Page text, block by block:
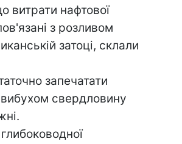
витрати нафтової
з розливом
затоці, склали
запечатати
свердловину